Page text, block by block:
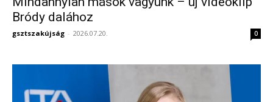
Bródy dalához
gsztszakújság - 2026.07.20. 0